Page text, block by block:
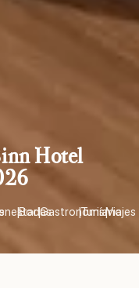
Hotel
|Bodas
|Gastronomía
|Turismo
|Viajes